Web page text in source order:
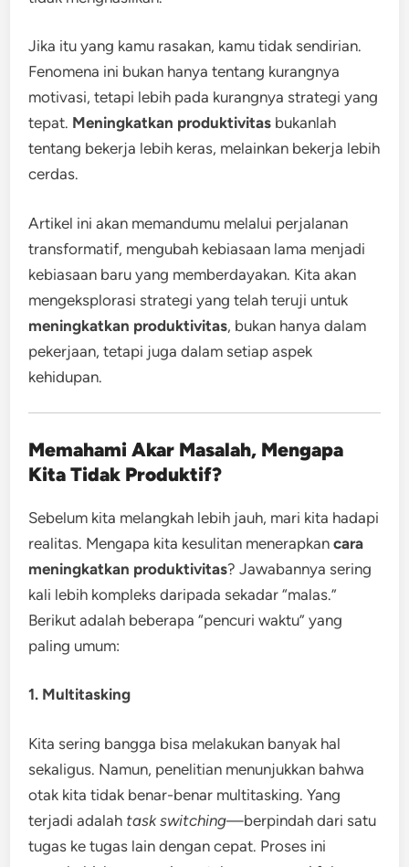
Jika itu yang kamu rasakan, kamu tidak sendirian.
Fenomena ini bukan hanya tentang kurangnya
motivasi, tetapi lebih pada kurangnya strategi yang
tepat. Meningkatkan produktivitas bukanlah
tentang bekerja lebih keras, melainkan bekerja lebih
cerdas.
Artikel ini akan memandumu melalui perjalanan
transformatif, mengubah kebiasaan lama menjadi
kebiasaan baru yang memberdayakan. Kita akan
mengeksplorasi strategi yang telah teruji untuk
meningkatkan produktivitas, bukan hanya dalam
pekerjaan, tetapi juga dalam setiap aspek
kehidupan.
Memahami Akar Masalah, Mengapa
Kita Tidak Produktif?
Sebelum kita melangkah lebih jauh, mari kita hadapi
realitas. Mengapa kita kesulitan menerapkancara
meningkatkan produktivitas? Jawabannya sering
kali lebih kompleks daripada sekadar “malas.”
Berikut adalah beberapa “pencuri waktu” yang
paling umum:
1. Multitasking
Kita sering bangga bisa melakukan banyak hal
sekaligus. Namun, penelitian menunjukkan bahwa
otak kita tidak benar-benar multitasking. Yang
terjadi adalah task switching—berpindah dari satu
tugas ke tugas lain dengan cepat. Proses ini